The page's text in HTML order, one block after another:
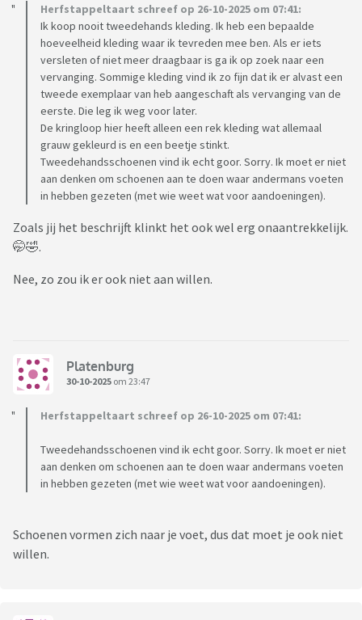
Herfstappeltaart schreef op 26-10-2025 om 07:41:
Ik koop nooit tweedehands kleding. Ik heb een bepaalde
hoeveelheid kleding waar ik tevreden mee ben. Als er iets
versleten of niet meer draagbaar is ga ik op zoek naar een
vervanging. Sommige kleding vind ik zo fijn dat ik er alvast een
tweede exemplaar van heb aangeschaft als vervanging van de
eerste. Die leg ik weg voor later.
De kringloop hier heeft alleen een rek kleding wat allemaal
grauw gekleurd is en een beetje stinkt.
Tweedehandsschoenen vind ik echt goor. Sorry. Ik moet er niet
aan denken om schoenen aan te doen waar andermans voeten
in hebben gezeten (met wie weet wat voor aandoeningen).
Zoals jij het beschrijft klinkt het ook wel erg onaantrekkelijk.
🤭🤣.
Nee, zo zou ik er ook niet aan willen.
Platenburg
30-10-2025 om 23:47
Herfstappeltaart schreef op 26-10-2025 om 07:41:
Tweedehandsschoenen vind ik echt goor. Sorry. Ik moet er niet
aan denken om schoenen aan te doen waar andermans voeten
in hebben gezeten (met wie weet wat voor aandoeningen).
Schoenen vormen zich naar je voet, dus dat moet je ook niet
willen.